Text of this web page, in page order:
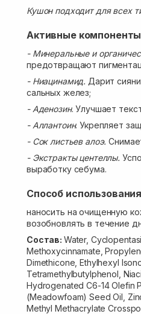
Кушон подходит для всех
Активные компоненты
- Минеральные и
предотвращают
- Ниацинамид. Дарит
сальных желез;
- Аденозин. Улучшает
- Аллантоин. Укрепляет
- Сок листьев алоэ.
- Экстракты центеллы.
выработку себума.
Способ использования
наносить на очищенную
возобновлять в течение
Состав: Water,
Methoxycinnamate,
Dimethicone, Ethylhexyl
Tetramethylbutylphenol,
Hydrogenated C6-14 Olefin
(Meadowfoam) Seed Oil,
Methyl Methacrylate